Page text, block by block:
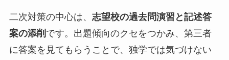
二次対策の中心は、 志望校の過去問演習と記述答
案の添削 です。出題傾向のクセをつかみ、第三者
に答案を見てもらうことで、独学では気づけない